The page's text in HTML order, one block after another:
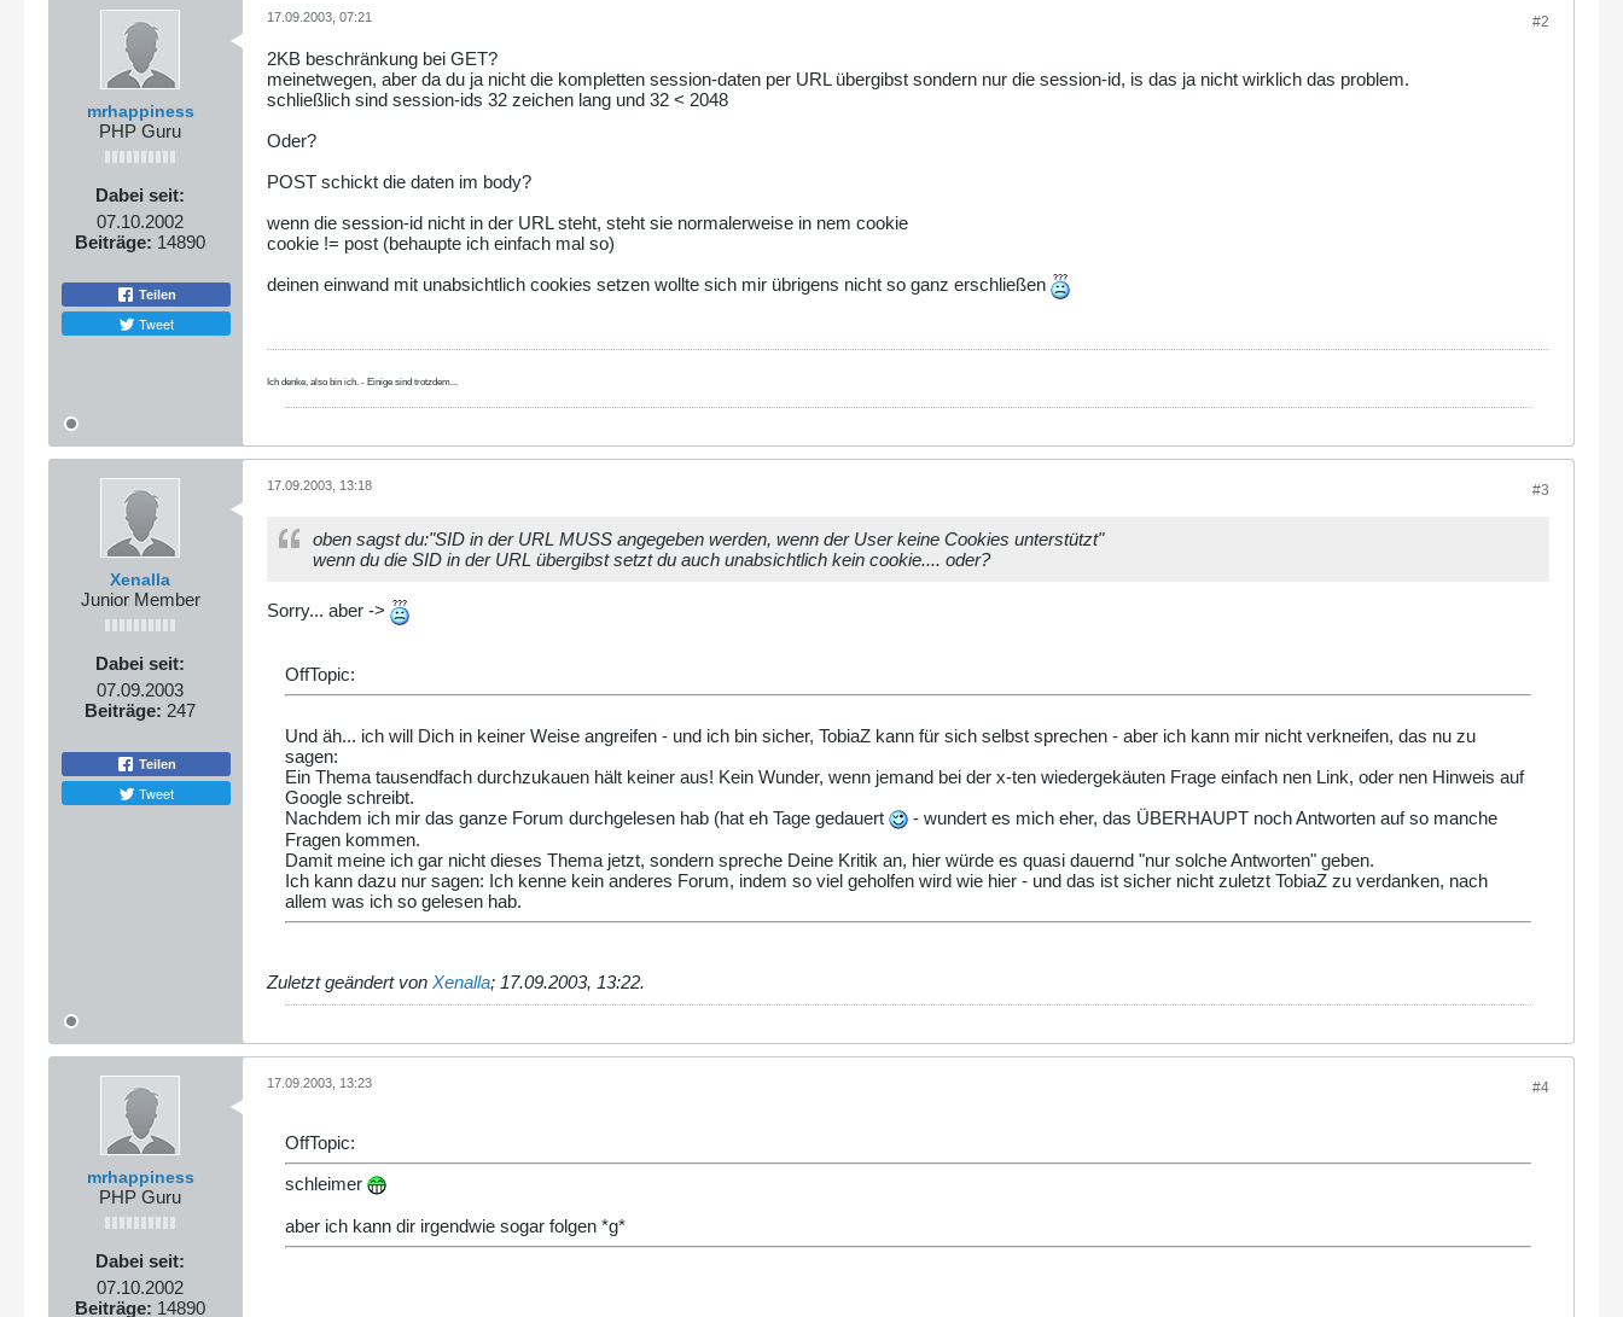
mrhappiness
PHP Guru
Dabei seit:
07.10.2002
Beiträge: 14890
Teilen
Tweet
#2
17.09.2003, 07:21
2KB beschränkung bei GET?
meinetwegen, aber da du ja nicht die kompletten session-daten per URL übergibst sondern nur die session-id, is das ja nicht wirklich das problem.
schließlich sind session-ids 32 zeichen lang und 32 < 2048
Oder?
POST schickt die daten im body?
wenn die session-id nicht in der URL steht, steht sie normalerweise in nem cookie
cookie != post (behaupte ich einfach mal so)
deinen einwand mit unabsichtlich cookies setzen wollte sich mir übrigens nicht so ganz erschließen
Ich denke, also bin ich. - Einige sind trotzdem...
Xenalla
Junior Member
Dabei seit:
07.09.2003
Beiträge: 247
Teilen
Tweet
#3
17.09.2003, 13:18
oben sagst du:"SID in der URL MUSS angegeben werden, wenn der User keine Cookies unterstützt"
wenn du die SID in der URL übergibst setzt du auch unabsichtlich kein cookie.... oder?
Sorry... aber ->
OffTopic:
Und äh... ich will Dich in keiner Weise angreifen - und ich bin sicher, TobiaZ kann für sich selbst sprechen - aber ich kann mir nicht verkneifen, das nu zu
sagen:
Ein Thema tausendfach durchzukauen hält keiner aus! Kein Wunder, wenn jemand bei der x-ten wiedergekäuten Frage einfach nen Link, oder nen Hinweis auf
Google schreibt.
Nachdem ich mir das ganze Forum durchgelesen hab (hat eh Tage gedauert
- wundert es mich eher, das ÜBERHAUPT noch Antworten auf so manche
Fragen kommen.
Damit meine ich gar nicht dieses Thema jetzt, sondern spreche Deine Kritik an, hier würde es quasi dauernd "nur solche Antworten" geben.
Ich kann dazu nur sagen: Ich kenne kein anderes Forum, indem so viel geholfen wird wie hier - und das ist sicher nicht zuletzt TobiaZ zu verdanken, nach
allem was ich so gelesen hab.
Zuletzt geändert von Xenalla; 17.09.2003, 13:22.
mrhappiness
PHP Guru
Dabei seit:
07.10.2002
Beiträge: 14890
#4
17.09.2003, 13:23
OffTopic:
schleimer
aber ich kann dir irgendwie sogar folgen *g*